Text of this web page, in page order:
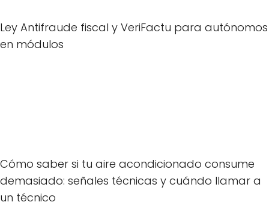
Ley Antifraude fiscal y VeriFactu para autónomos
en módulos
Cómo saber si tu aire acondicionado consume
demasiado: señales técnicas y cuándo llamar a
un técnico